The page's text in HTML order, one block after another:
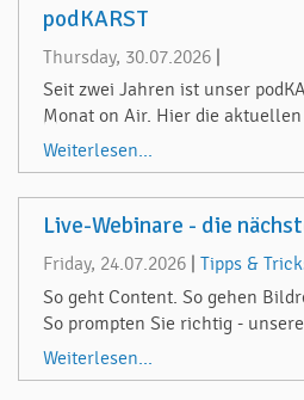
podKARST
Thursday, 30.07.2026
Seit zwei Jahren ist unser
Monat on Air. Hier die aktuellen
Weiterlesen...
Live-Webinare - die
Friday, 24.07.2026
Tipps &
So geht Content. So gehen
So prompten Sie richtig -
Weiterlesen...